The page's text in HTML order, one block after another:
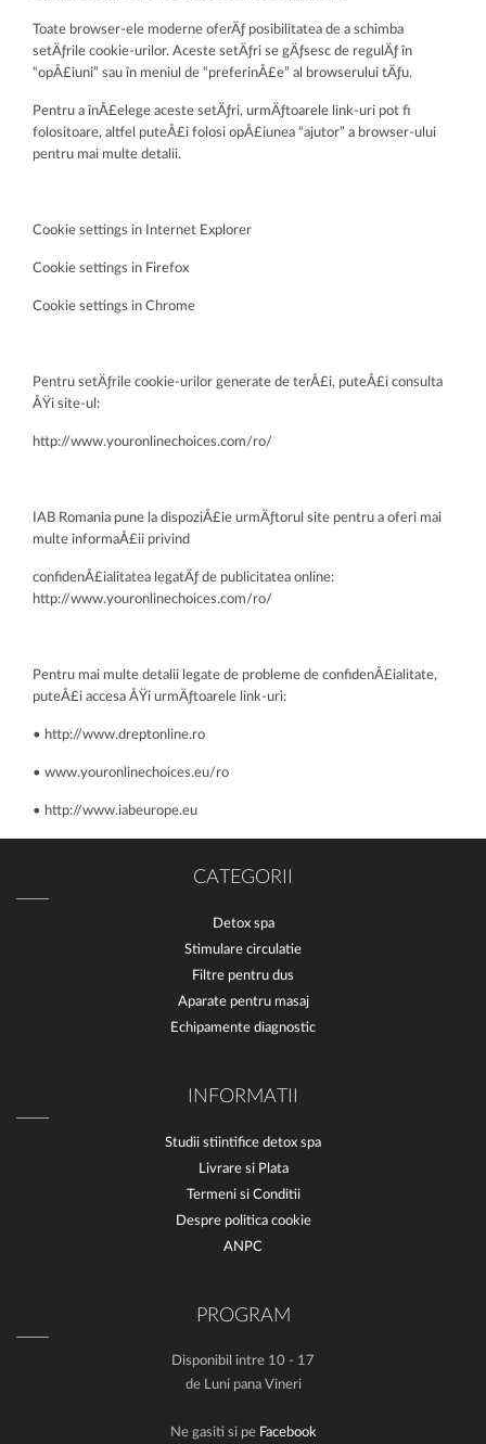
Toate browser-ele moderne oferÄƒ posibilitatea de a schimba
setÄƒrile cookie-urilor. Aceste setÄƒri se gÄƒsesc de regulÄƒ în
“opÅ£iuni” sau în meniul de “preferinÅ£e” al browserului tÄƒu.
Pentru a înÅ£elege aceste setÄƒri, urmÄƒtoarele link-uri pot fi
folositoare, altfel puteÅ£i folosi opÅ£iunea “ajutor” a browser-ului
pentru mai multe detalii.
Cookie settings in Internet Explorer
Cookie settings in Firefox
Cookie settings in Chrome
Pentru setÄƒrile cookie-urilor generate de terÅ£i, puteÅ£i consulta
ÅŸi site-ul:
http://www.youronlinechoices.com/ro/
IAB Romania pune la dispoziÅ£ie urmÄƒtorul site pentru a oferi mai
multe informaÅ£ii privind
confidenÅ£ialitatea legatÄƒ de publicitatea online:
http://www.youronlinechoices.com/ro/
Pentru mai multe detalii legate de probleme de confidenÅ£ialitate,
puteÅ£i accesa ÅŸi urmÄƒtoarele link-uri:
• http://www.dreptonline.ro
• www.youronlinechoices.eu/ro
• http://www.iabeurope.eu
CATEGORII
Detox spa
Stimulare circulatie
Filtre pentru dus
Aparate pentru masaj
Echipamente diagnostic
INFORMATII
Studii stiintifice detox spa
Livrare si Plata
Termeni si Conditii
Despre politica cookie
ANPC
PROGRAM
Disponibil intre 10 - 17
de Luni pana Vineri
Ne gasiti si pe Facebook